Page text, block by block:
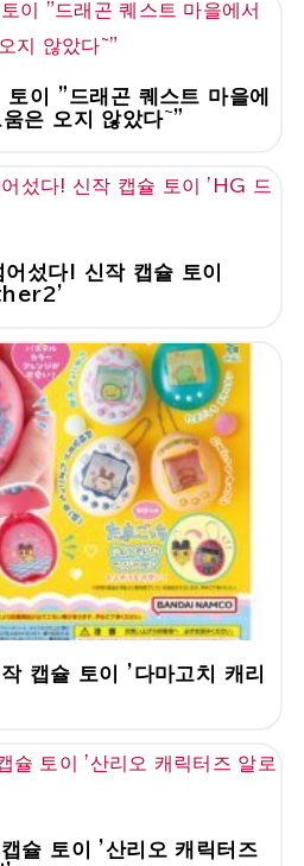
이 "드래곤 퀘스트 마을에
은 오지 않았다~"
섰다! 신작 캡슐 토이
캡슐 토이 '다마고치 캐리
슐 토이 '산리오 캐릭터즈